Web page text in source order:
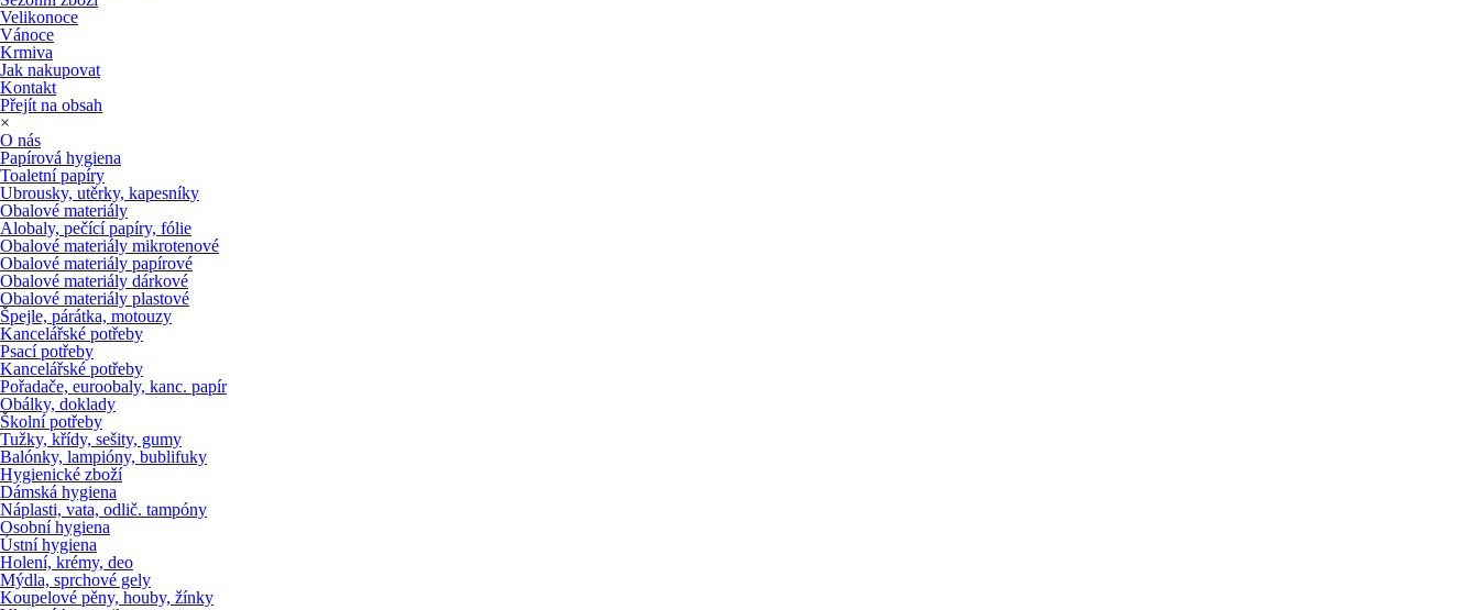
Velikonoce
Vánoce
Krmiva
Jak nakupovat
Kontakt
Přejít na obsah
×
O nás
Papírová hygiena
Toaletní papíry
Ubrousky, utěrky, kapesníky
Obalové materiály
Alobaly, pečící papíry, fólie
Obalové materiály mikrotenové
Obalové materiály papírové
Obalové materiály dárkové
Obalové materiály plastové
Špejle, párátka, motouzy
Kancelářské potřeby
Psací potřeby
Kancelářské potřeby
Pořadače, euroobaly, kanc. papír
Obálky, doklady
Školní potřeby
Tužky, křídy, sešity, gumy
Balónky, lampióny, bublifuky
Hygienické zboží
Dámská hygiena
Náplasti, vata, odlič. tampóny
Osobní hygiena
Ústní hygiena
Holení, krémy, deo
Mýdla, sprchové gely
Koupelové pěny, houby, žínky